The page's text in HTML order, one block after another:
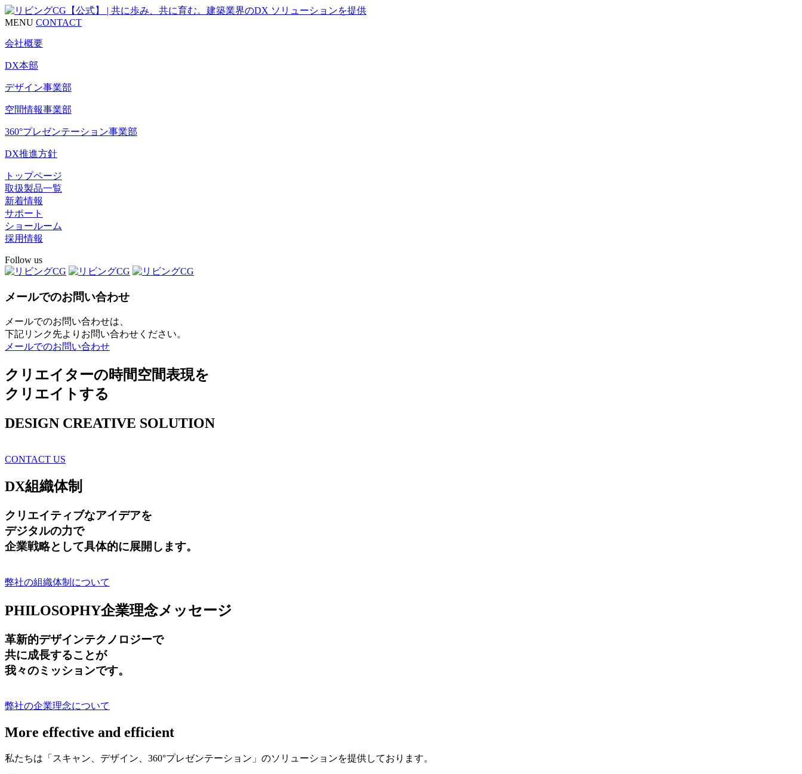
MENU CONTACT
会社概要
DX本部
デザイン事業部
空間情報事業部
360°プレゼンテーション事業部
DX推進方針
トップページ
取扱製品一覧
新着情報
サポート
ショールーム
採用情報
Follow us
メールでのお問い合わせ
メールでのお問い合わせは、
下記リンク先よりお問い合わせください。
メールでのお問い合わせ
クリエイターの時間空間表現を
クリエイトする
DESIGN CREATIVE SOLUTION
CONTACT US
DX組織体制
クリエイティブなアイデアを
デジタルの力で
企業戦略として具体的に展開します。
弊社の組織体制について
PHILOSOPHY企業理念メッセージ
革新的デザインテクノロジーで
共に成長することが
我々のミッションです。
弊社の企業理念について
More effective and efficient
私たちは「スキャン、デザイン、360°プレゼンテーション」のソリューションを提供しております。